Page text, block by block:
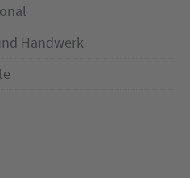
Handwerk